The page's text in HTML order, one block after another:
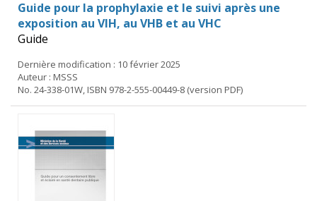
Guide pour la prophylaxie et le suivi après une
exposition au VIH, au VHB et au VHC
Guide
Dernière modification : 10 février 2025
Auteur : MSSS
No. 24-338-01W, ISBN 978-2-555-00449-8 (version PDF)